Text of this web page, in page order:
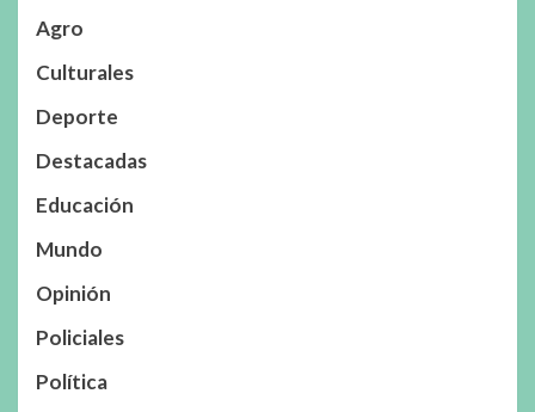
Agro
Culturales
Deporte
Destacadas
Educación
Mundo
Opinión
Policiales
Política